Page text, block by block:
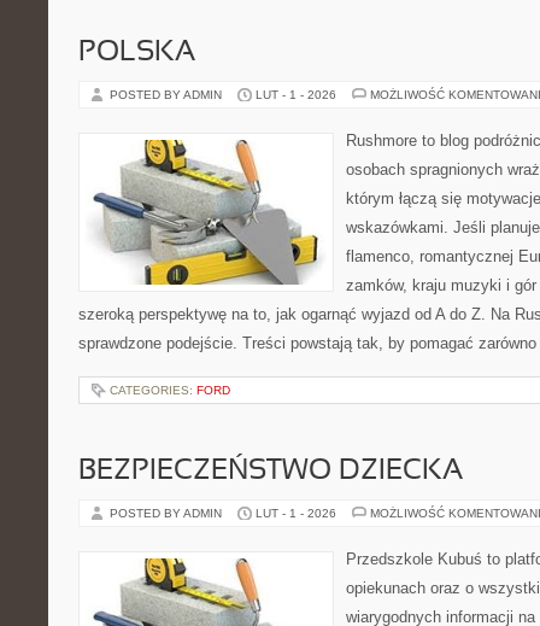
POLSKA
POSTED BY ADMIN LUT - 1 - 2026 MOŻLIWOŚĆ
Rushmore to blog
osobach spragnionych
którym łączą się
wskazówkami. Jeśli
flamenco, romantycznej
zamków, kraju muzyki i
szeroką perspektywę na to, jak ogarnąć wyjazd od A do Z. Na
sprawdzone podejście. Treści powstają tak, by pomagać
CATEGORIES: FORD
BEZPIECZEŃSTWO DZIECKA
POSTED BY ADMIN LUT - 1 - 2026 MOŻLIWOŚĆ
Przedszkole Kubuś to
opiekunach oraz o
wiarygodnych informacji